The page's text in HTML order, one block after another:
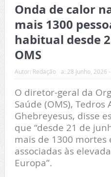
Onda de calor
mais 1300
habitual desde
OMS
Autor: Redação a: 28 Junho, 2026
O diretor-geral da
Saúde (OMS), Tedros
Ghebreyesus, disse
que “desde 21 de
mais de 1300 mortes
associadas às
Europa”.